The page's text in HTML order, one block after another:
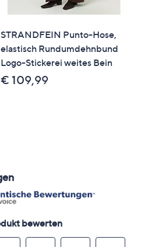
STRANDFEIN Punto-Hose,
elastisch Rundumdehnbund
Logo-Stickerei weites Bein
€ 109,99